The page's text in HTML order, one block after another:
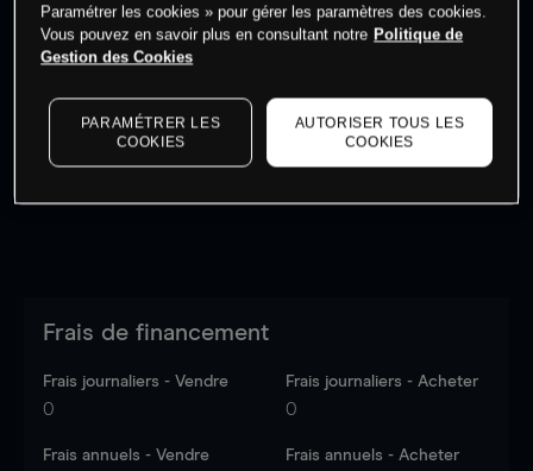
Les prix sont indicatifs.
dernières données du marché.Log into see latest
market data
Frais de financement
Frais journaliers - Vendre
0
Frais journaliers - Acheter
0
Frais annuels - Vendre Frais annuels - Acheter
Paramétrer les cookies » pour gérer les paramètres des cookies.
Vous pouvez en savoir plus en consultant notre Politique de
Gestion des Cookies
PARAMÉTRER LES
COOKIES
AUTORISER TOUS LES
COOKIES